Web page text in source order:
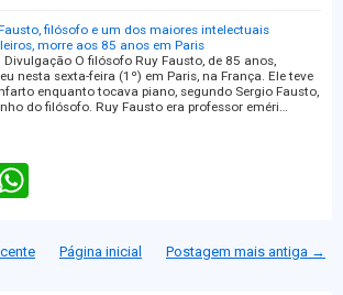
filósofo e um dos maiores intelectuais
morre aos 85 anos em Paris
Divulgação O filósofo Ruy Fausto, de 85 anos,
nesta sexta-feira (1º) em Paris, na França. Ele teve
enquanto tocava piano, segundo Sergio Fausto,
do filósofo. Ruy Fausto era professor eméri…
A
Postagem mais antiga →
Página inicial